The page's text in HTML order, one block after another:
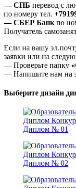
— СПБ перевод с
по номеру тел.
— СБЕР Банк по
Получатель
Если на вашу
заявки или на
— Проверьте папку
— Напишите нам на
Выберите дизайн
Диплом № 01
Диплом № 02